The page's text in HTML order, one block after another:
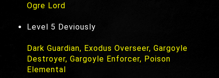
Ogre Lord
Level 5 Deviously
Dark Guardian, Exodus Overseer, Gargoyle
Destroyer, Gargoyle Enforcer, Poison
Elemental